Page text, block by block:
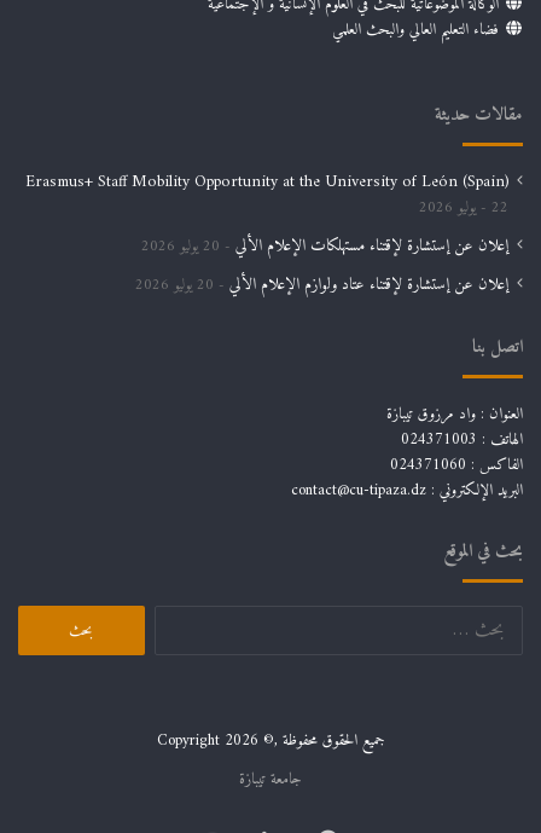
فضاء التعليم العالي والبحث العلمي
مقالات حديثة
Erasmus+ Staff Mobility Opportunity at the University of León (Spain)
22 يوليو 2026
إعلان عن إستشارة لإقتناء مستهلكات الإعلام الألي 20 يوليو 2026
إعلان عن إستشارة لإقتناء عتاد ولوازم الإعلام الألي 20 يوليو 2026
اتصل بنا
العنوان : واد مرزوق تيبازة
الهاتف : 024371003
الفاكس : 024371060
البريد الإلكتروني : contact@cu-tipaza.dz
بحث في الموقع
البحث
جميع الحقوق محفوظة ,© Copyright 2026
جامعة تيبازة